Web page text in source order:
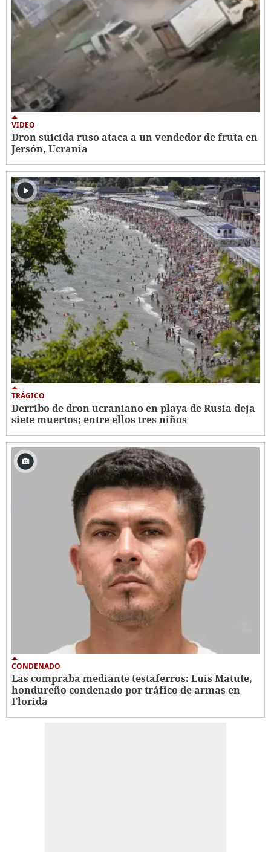
VIDEO
Dron suicida ruso ataca a un vendedor de fruta en
Jersón, Ucrania
TRÁGICO
Derribo de dron ucraniano en playa de Rusia deja
siete muertos; entre ellos tres niños
CONDENADO
Las compraba mediante testaferros: Luis Matute,
hondureño condenado por tráfico de armas en
Florida